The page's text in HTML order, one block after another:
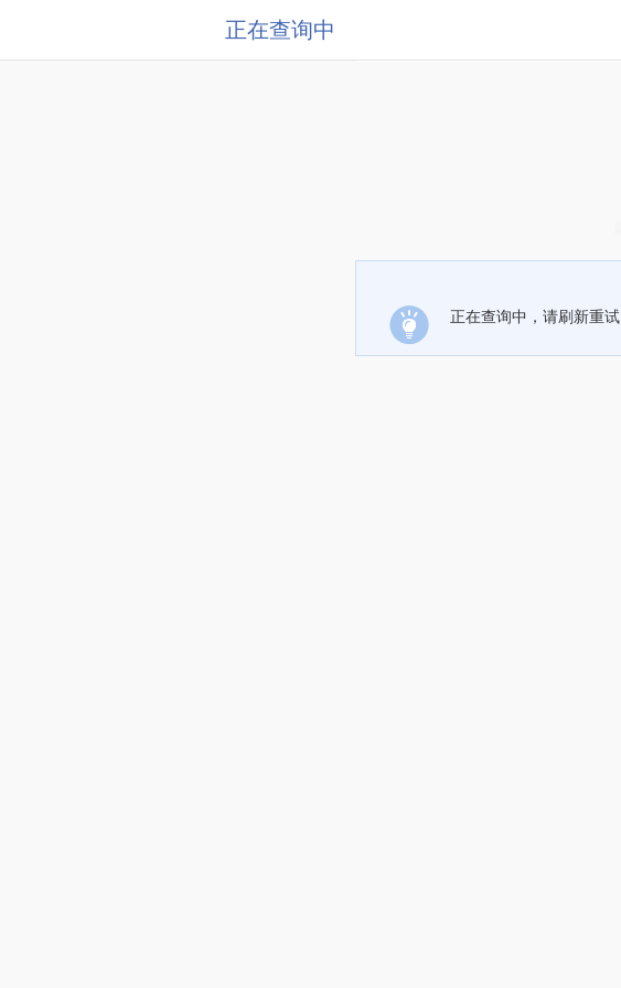
正在查询中
正在查询中，请刷新重试